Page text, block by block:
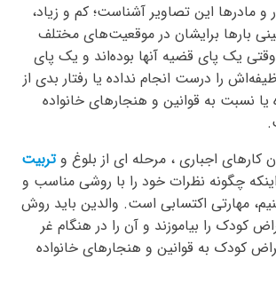
و مادرها این تصاویر آشناست؛ کم و زیاد،
بارها برایشان در موقعیت‌های مختلف
یک پای قضیه آنها بوده‌اند و یک پای
را درست انجام نداده یا رفتار بدی از
نسبت به قوانین و هنجارهای خانواده
کارهای اجباری ، مرحله ای از بلوغ وتربیت
چگونه نظرات خود را با روشی مناسب و
مهارتی اکتسابی است. والدین باید روش
کودک را بیاموزند و آن را در هنگام غر
کودک به قوانین و هنجارهای خانواده